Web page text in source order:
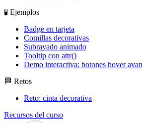
🧪 Ejemplos
Badge en tarjeta
Comillas decorativas
Subrayado animado
Tooltip con attr()
Demo interactiva: botones hover
🏁 Retos
Reto: cinta decorativa
Recursos del curso